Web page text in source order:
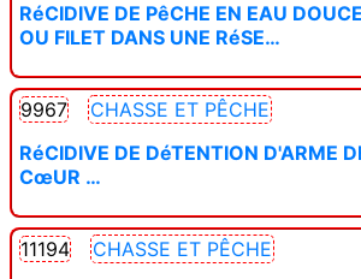
RéCIDIVE DE PêCHE EN EAU
OU FILET DANS UNE RéSE…
9967
CHASSE ET PÊCHE
RéCIDIVE DE DéTENTION D'ARME
CœUR …
11194
CHASSE ET PÊCHE